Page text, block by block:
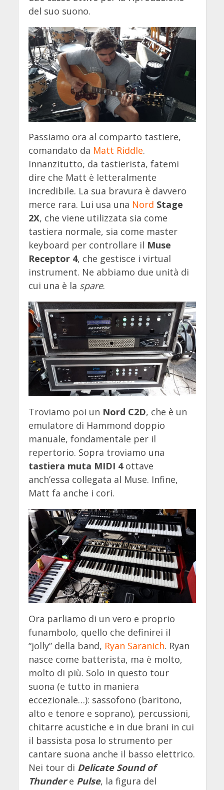
del suo suono.
Passiamo ora al comparto tastiere,
comandato da Matt Riddle.
Innanzitutto, da tastierista, fatemi
dire che Matt è letteralmente
incredibile. La sua bravura è davvero
merce rara. Lui usa una Nord Stage
2X, che viene utilizzata sia come
tastiera normale, sia come master
keyboard per controllare il Muse
Receptor 4, che gestisce i virtual
instrument. Ne abbiamo due unità di
cui una è la spare.
Troviamo poi un Nord C2D, che è un
emulatore di Hammond doppio
manuale, fondamentale per il
repertorio. Sopra troviamo una
tastiera muta MIDI 4ottave
anch’essa collegata al Muse. Infine,
Matt fa anche i cori.
Ora parliamo di un vero e proprio
funambolo, quello che definirei il
“jolly” della band, Ryan Saranich. Ryan
nasce come batterista, ma è molto,
molto di più. Solo in questo tour
suona (e tutto in maniera
eccezionale…): sassofono (baritono,
alto e tenore e soprano), percussioni,
chitarre acustiche e in due brani in cui
il bassista posa lo strumento per
cantare suona anche il basso elettrico.
Nei tour di Delicate Sound of
Thundere Pulse, la figura del